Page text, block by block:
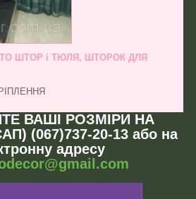
ШТОР і ТЮЛЯ, ШТОРОК ДЛЯ
ВАШІ РОЗМІРИ НА
(067)737-20-13 або на
адресу